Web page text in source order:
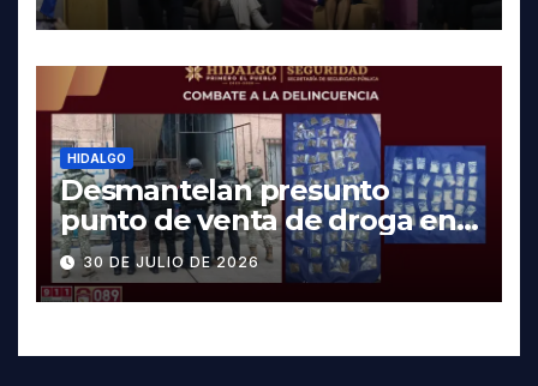
HIDALGO
Desmantelan presunto
punto de venta de droga en
Pachuca; hay dos detenidos
30 DE JULIO DE 2026